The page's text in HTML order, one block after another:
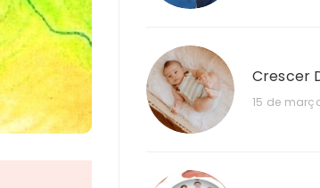
Crescer
15 de